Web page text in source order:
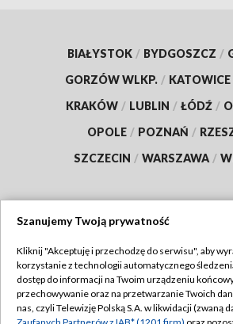
BIAŁYSTOK / BYDGOSZCZ /
GORZÓW WLKP. / KATOWICE
KRAKÓW / LUBLIN / ŁÓDŹ /
OPOLE / POZNAŃ /
SZCZECIN / WARSZAWA /
TVP
Abonament TVP
Emisja w TVP
Regulamin TVP
Szanujemy Twoją prywatność
Kliknij "Akceptuję i przechodzę do serwisu", aby
korzystanie z technologii automatycznego
dostęp do informacji na Twoim urządzeniu
przechowywanie oraz na przetwarzanie Twoich
nas, czyli Telewizję Polską S.A. w likwidacji (zwaną